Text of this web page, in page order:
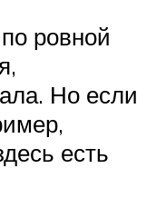
ровной
Но если
есть